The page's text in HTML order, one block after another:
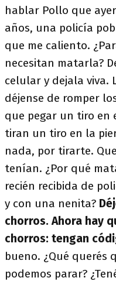
hablar Pollo que
años, una policía
que me caliento.
necesitan matarla?
celular y dejala viva.
déjense de romper
que pegar un tiro en
tiran un tiro en la
nada, por tirarte.
tenían. ¿Por qué
recién recibida de
y con una nenita?
chorros. Ahora hay
chorros: tengan
bueno. ¿Qué querés
podemos parar?